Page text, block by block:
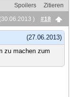
Spoilers
Zitieren
(30.06.2013 )
#18
(27.06.2013)
zu machen zum